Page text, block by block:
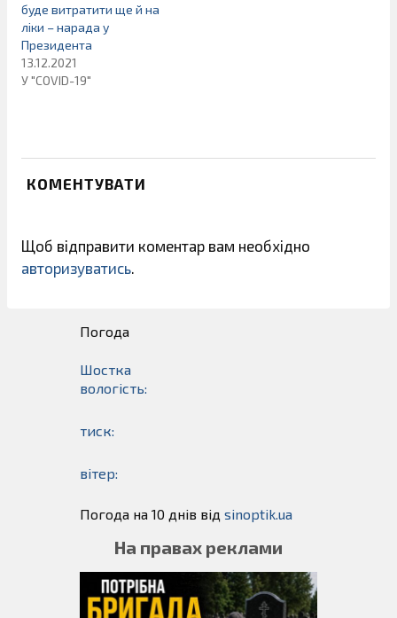
буде витратити ще й на
ліки – нарада у
Президента
13.12.2021
У "COVID-19"
КОМЕНТУВАТИ
Щоб відправити коментар вам необхідно
авторизуватись
Погода
Шостка
вологість:
тиск:
вітер:
Погода на 10 днів від sinoptik.ua
На правах реклами